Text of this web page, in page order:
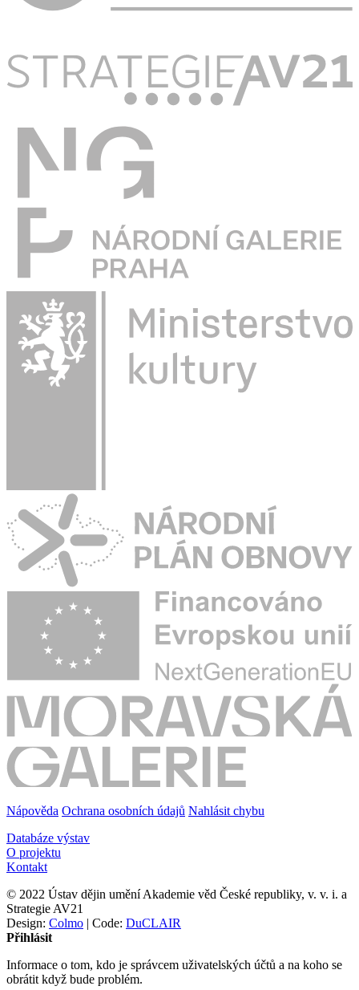
Nápověda Ochrana osobních údajů Nahlásit chybu
Databáze výstav
O projektu
Kontakt
© 2022 Ústav dějin umění Akademie věd České republiky, v. v. i. a
Strategie AV21
Design: Colmo | Code: DuCLAIR
Přihlásit
Informace o tom, kdo je správcem uživatelských účtů a na koho se
obrátit když bude problém.